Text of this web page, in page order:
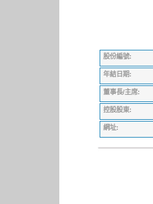
股份編號:
年結日期:
董事長/主席:
控股股東:
網址: